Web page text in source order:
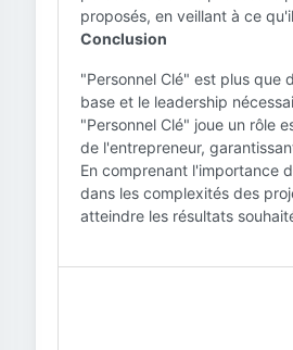
proposés, en veillant à ce
Conclusion
"Personnel Clé" est plus que
base et le leadership
"Personnel Clé" joue un rôle
de l'entrepreneur,
En comprenant l'importance
dans les complexités des
atteindre les résultats